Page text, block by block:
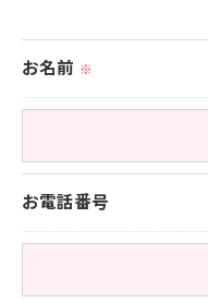
当社ではお客様の同
られた場合を除き、
取得した個人情報を
＜個人情報の委託に
当社では、利用目的
お名前 ※
お電話番号